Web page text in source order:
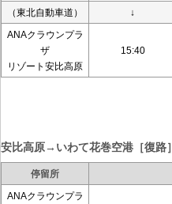
（東北自動車道）
↓
ANAクラウンプラ
ザ
リゾート安比高原
15:40
安比高原→いわて花巻空港［復路］
停留所
ANAクラウンプラ